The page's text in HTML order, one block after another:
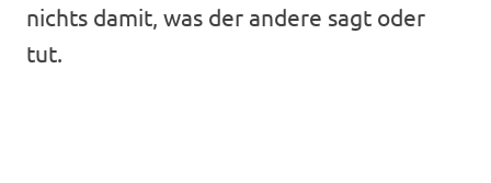
nichts damit, was der andere sagt oder
tut.